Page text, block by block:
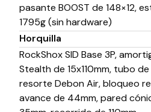
pasante BOOST de 148×12,
1795g (sin hardware)
Horquilla
RockShox SID Base 3P,
Stealth de 15x110mm, tubo
resorte Debon Air, bloqueo
avance de 44mm, pared